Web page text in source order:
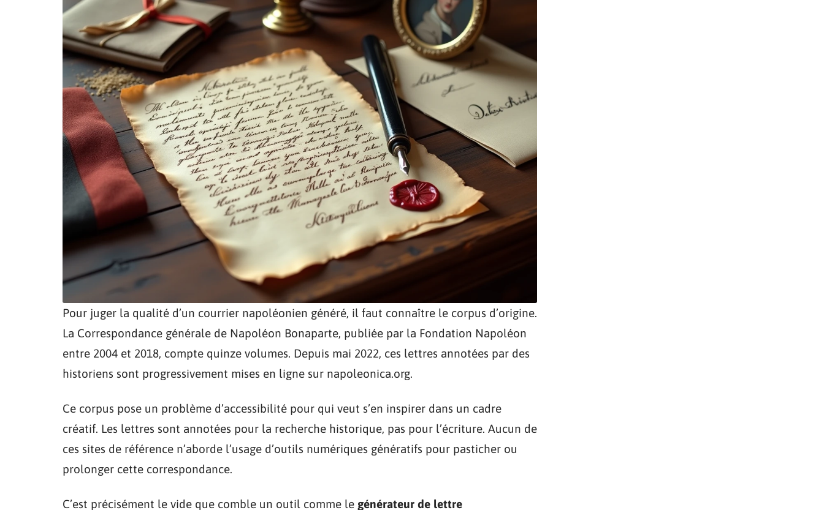
Pour juger la qualité d’un courrier napoléonien généré, il faut connaître le corpus d’origine.
La Correspondance générale de Napoléon Bonaparte, publiée par la Fondation Napoléon
entre 2004 et 2018, compte quinze volumes. Depuis mai 2022, ces lettres annotées par des
historiens sont progressivement mises en ligne sur napoleonica.org.
Ce corpus pose un problème d’accessibilité pour qui veut s’en inspirer dans un cadre
créatif. Les lettres sont annotées pour la recherche historique, pas pour l’écriture. Aucun de
ces sites de référence n’aborde l’usage d’outils numériques génératifs pour pasticher ou
prolonger cette correspondance.
C’est précisément le vide que comble un outil comme le générateur de lettre